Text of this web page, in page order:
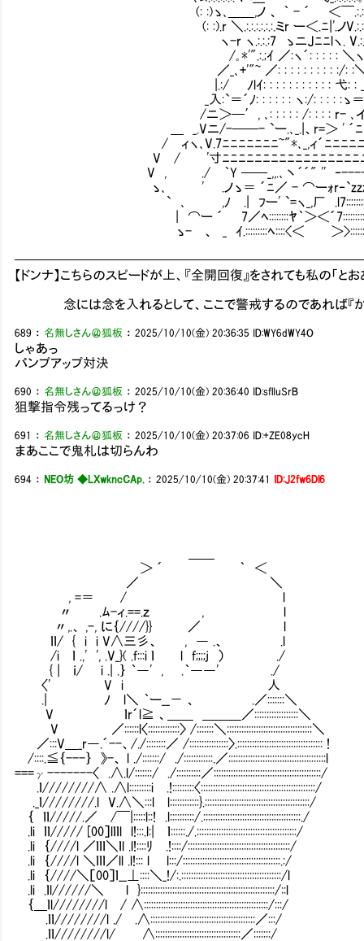
(: :)ゝ､＿＿,ノ 、 ｀ - ´ ＜￣.:.:.:./
(: :).r ＼.:.:.:.:.:.:.ミr ー＜.ﾆ|'.ノ
ヽ-r ヽ.:.:.:7 ゝニJﾆﾆlヽ. V.:.
/｡*'".:.;ｲ ／:ヽ´: : : : : ＼ヽ､
／_､+'"~ ／: : : : : : : : : :/: :＼ ㍉
|.:/ ﾉlｲ: : : : : : : : : : : 弋: : _／.:.:,ｲ
_入:`＝´ﾉ: : : : : : ヽ:/: : : : :ゝ＝=.イ:
/ニ＞─′, ､: : : : : /: : : : r- ､イ≧辷ﾍ´
＿ _.Vニ/-──- `ー.､_.|、r=＞ ' ´ﾆﾆﾆﾆ
/ ィヽ､V.7ﾆﾆﾆﾆﾆﾆﾆ~"*､_,ィ´ﾆﾆﾆﾆニ
V / '寸ﾆﾆﾆﾆﾆﾆﾆﾆﾆﾆﾆﾆﾆﾆﾆﾆﾆ
V , ./ ｀Y ──_,,.､丶´´" ''
ゝ､ ' .ノゝ＝ ´ﾆ／ - ⌒ーｫ
` ､ ,ﾉ .| ﾌー' `=ヽ_,厂
| ⌒ー ´ 7／ﾍ::::::::ﾔ｀＞＜
ゝ- 、 _ ｲ.:::::::::ﾍ::::<＜ ＞>:::::::-
【ドンナ】こちらのスピードが上、『全開回復』をされても私の「と
念には念を入れるとして、ここで警戒するのであれば『かわ
689 ： 名無しさん＠狐板 ：2025/10/10(金) 20:36:35 ID:WY6dWY4O
しゃあっ
パンプアップ対決
690 ： 名無しさん＠狐板 ：2025/10/10(金) 20:36:40 ID:sflIuSrB
狙撃指令残ってるっけ？
691 ： 名無しさん＠狐板 ：2025/10/10(金) 20:37:06 ID:+ZE08ycH
まあここで鬼札は切らんわ
694 ： NEO坊 ◆LXwkncCAp. ：2025/10/10(金) 20:37:41 ID:J2fw6Dl6
＞ ´ ｀ ＜
／ ＼
, =＝〟 / l
〃 .ﾑ-ィ.==.ｚ , l
〃,.、 ,-, に｛////}} ／ l
ｌｌ/ { i i V∧三彡、 , ― .、 .l
/i ｌ .,' ', .V_}( .f:::i ｌ l f;;;;j ） ./
{ | ｉ/ i .| .｝ ｀―' , .｀――' ./
〈' V i 人
.| ﾉ l＼ ｀ー__－ 、 .／:::::::＼
V ｌr´l≧ 、＿＿ ＿＿＿／::::::::::::::::::＼
V ／::::::l〈:::::::::::::〉 /:::::::＼:::::::::::::::::::::::::::::::::::＼
／:::V＿_r―.´--、/./::::::::／ /::::::::::::::::〉.::::::::::::::::::::::::::::::::::: !
/::::.≦｛---｝ 》-、 l ./:::::::/ ./::::::::::::.／::::::::::::::::::::::::::::::::::::::::l
===γ-------〈 .∧.l/:::::::/ ./::::::::::／::::::::::::::::::::::::::::::::::::::::::::/
.ｌ////////∧ .∧l:::::::::i .!:::::::::〈:::::::::::::::::::::::::::::::::::::::::::::::/
._ｌ////////.l V.∧＼:::l l::::::::::::}.:::::::::::::::::::::::::::::::::::::::::::/
｛ ｌｌ/////.／ /￣|:::::l::! .l::::::::::/.::::::::::::::::::::::::::::::::::::::::./
.li ｌｌ///// [00］lｌｌl l!:::.l:| ｌ::::::./.:::::::::::::::::::::::::::::::::::::::::/
.li ｛////l ／ｌｌｌ＼ｌl .l!::::ﾘ .!::::/::::::::::::::::::::::::::::::::::::::::::/
.li ｛////l ＼ｌｌｌ／ll .l!::: l l:::/::::::::::::::::::::::::::::::::::::::::.:/
.li ｛////＼［00］ｌ__⊥::::＼_!/:.:::::::::::::::::::::::::::::::::::::::::/l
.li .ｌl//////＼ l }:::::::::::::::::::::::::::::::::::::::::::::::::::::::/::l
｛＿ｌl////////l / ∧:::::::::::::::::::::::::::::::::::::::::::::::::::/:::/
.ｌｌ////////l ./ .∧:::::::::::::::::::::::::::::::::::::::::::／:::/
.ｌｌ////////l/ ∧:::::::::::::::::::::::::::::::::::／:::::::/